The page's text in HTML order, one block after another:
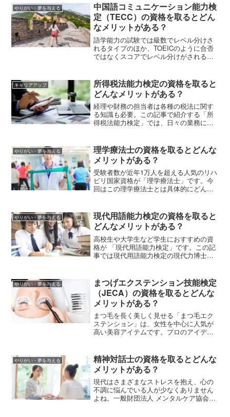
やりがい・夢を与える
中国語コミュニケーション能力検
定（TECC）の資格を取るとどん
なメリットがある？
語学能力の試験では級数でレベル分けさ
れるタイプのほか、TOEICのように合否
ではなくスコアでレベル分けがされる試
じて中国語のレベルがわかる試験です。
この記事では、TECCの出題範囲や受験費
用、HSK・中国語検定との比較を紹介し
ます。
キャリアアップ
所得税法能力検定の資格を取ると
どんなメリットがある？
経理や財務の担当者は各種の税法に関す
る知識も必要。この記事で紹介する「所
得税法能力検定」では、日々の業務に役
すめの理由がありますので、資格概要を
チェックしていきましょう。
やりがい・夢を与える
理学療法士の資格を取るとどんな
メリットがある？
受験者数が近年1万人を超える人気のリハ
ビリ国家資格が「理学療法士」です。今
回はこの理学療法士とは具体的にどんな
伝えしていきます。
やりがい・夢を与える
現代用語能力検定の資格を取ると
どんなメリットがある？
高校生や大学生など学生におすすめの資
格が 「現代用語能力検定」です。この記
事では現代用語能力検定の現代力博士号
やりがい・夢を与える
まつげエクステンション技能検定
（JECA）の資格を取るとどんな
メリットがある？
まつ毛を長く美しく見せる「まつ毛エク
ステンション」は、女性を中心に人気が
高い美容アイテムです。プロのアイデザ
する資格「まつげエクステンション技能
検定（JECA）」について詳しく見ていき
ましょう。
やりがい・夢を与える
精神対話士の資格を取るとどんな
メリットがある？
現代はさまざまなストレスを抱え、心の
不調に悩んでいる人が少なくありません
よね。一般財団法人 メンタルケア協会が